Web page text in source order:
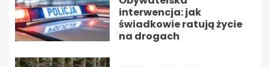
interwencja: jak
świadkowie ratują życie
na drogach